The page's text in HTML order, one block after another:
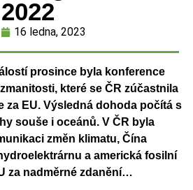
16 ledna, 2023
prosince byla konference
které se ČR zúčastnila
za EU. Výsledná dohoda počítá s
souše i oceánů. V ČR byla
změn klimatu, Čína
a americká fosilní
za nadměrné zdanění…